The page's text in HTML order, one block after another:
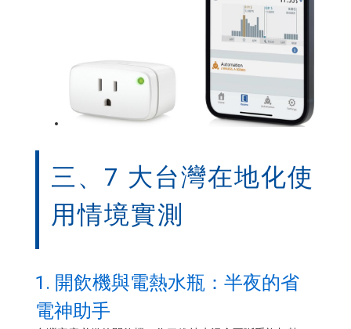
三、7 大台灣在地化使
用情境實測
1. 開飲機與電熱水瓶：半夜的省
電神助手